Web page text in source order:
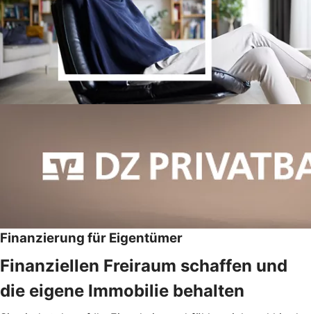
Finanzierung für Eigentümer
Finanziellen Freiraum schaffen und
die eigene Immobilie behalten